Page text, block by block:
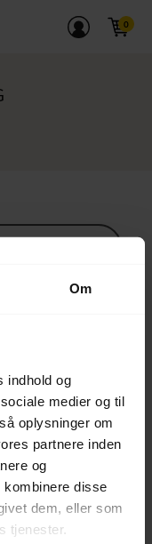
Om
indhold og
medier og til
oplysninger om
partnere inden
og
kombinere disse
dem, eller som
tjenester.